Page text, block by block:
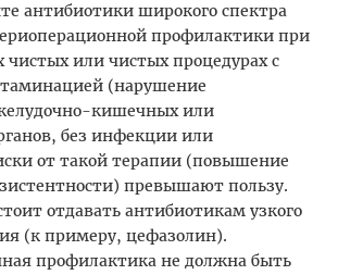
антибиотики широкого спектра
профилактики при
или чистых процедурах с
(нарушение
кишечных или
без инфекции или
от такой терапии (повышение
превышают пользу.
отдавать антибиотикам узкого
(к примеру, цефазолин).
профилактика не должна быть